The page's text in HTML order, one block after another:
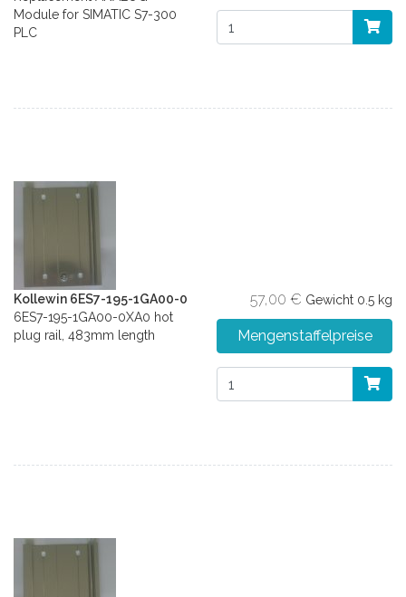
Module for SIMATIC S7-300
PLC
Kollewin 6ES7-195-1GA00-0
6ES7-195-1GA00-0XA0 hot
plug rail, 483mm length
57,00 € Gewicht 0.5 kg
Mengenstaffelpreise